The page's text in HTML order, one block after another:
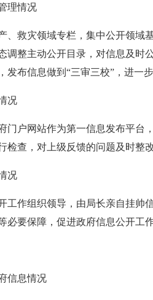
理情况
、救灾领域专栏，集中公开领域
调整主动公开目录，对信息及时
发布信息做到“三审三校”，进一
况
门户网站作为第一信息发布平台
检查，对上级反馈的问题及时整
况
工作组织领导，由局长亲自挂帅
必要保障，促进政府信息公开工
信息情况